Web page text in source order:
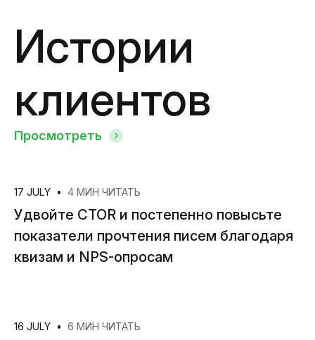
Истории
клиентов
Просмотреть
17 JULY • 4 МИН ЧИТАТЬ
Удвойте CTOR и постепенно повысьте
показатели прочтения писем благодаря
квизам и NPS-опросам
16 JULY • 6 МИН ЧИТАТЬ